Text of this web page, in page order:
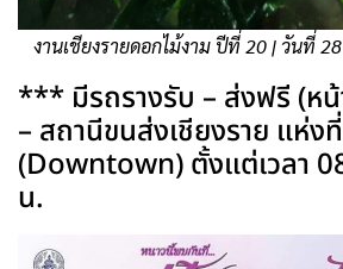
งานเชียงรายดอกไม้งาม ปีที่ 20 | วันที่
*** มีรถรางรับ – ส่งฟรี (ห
– สถานีขนส่งเชียงราย แห่ง
(Downtown) ตั้งแต่เวลา
น.